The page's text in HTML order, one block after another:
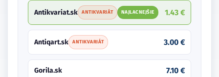
Antikvariat.sk ANTIKVARIÁT NAJLACNEJŠIE 1.43 €
Antiqart.sk ANTIKVARIÁT 3.00 €
Gorila.sk 7.10 €